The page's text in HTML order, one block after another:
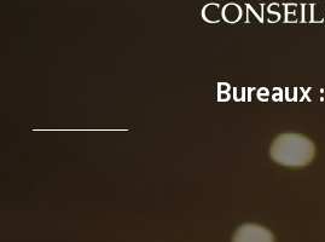
Bureaux :